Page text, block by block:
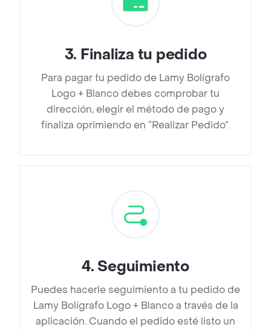
3. Finaliza tu pedido
Para pagar tu pedido de Lamy Bolígrafo
Logo + Blanco debes comprobar tu
dirección, elegir el método de pago y
finaliza oprimiendo en “Realizar Pedido”.
4. Seguimiento
Puedes hacerle seguimiento a tu pedido de
Lamy Bolígrafo Logo + Blanco a través de la
aplicación. Cuando el pedido esté listo un